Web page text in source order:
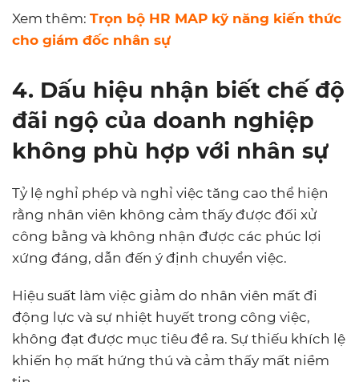
Xem thêm: Trọn bộ HR MAP kỹ năng kiến thức
cho giám đốc nhân sự
4. Dấu hiệu nhận biết chế độ
đãi ngộ của doanh nghiệp
không phù hợp với nhân sự
Tỷ lệ nghỉ phép và nghỉ việc tăng cao thể hiện
rằng nhân viên không cảm thấy được đối xử
công bằng và không nhận được các phúc lợi
xứng đáng, dẫn đến ý định chuyển việc.
Hiệu suất làm việc giảm do nhân viên mất đi
động lực và sự nhiệt huyết trong công việc,
không đạt được mục tiêu đề ra. Sự thiếu khích lệ
khiến họ mất hứng thú và cảm thấy mất niềm